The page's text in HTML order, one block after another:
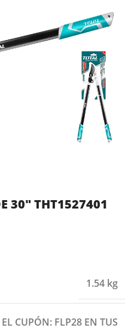
30″ THT1527401
1.54 kg
CUPÓN: FLP28 EN TUS